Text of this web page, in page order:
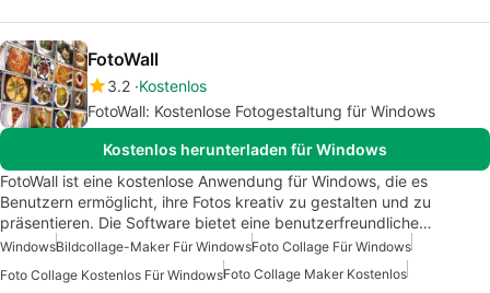
FotoWall
3.2 Kostenlos
FotoWall: Kostenlose Fotogestaltung für Windows
Kostenlos herunterladen für Windows
FotoWall ist eine kostenlose Anwendung für Windows, die es
Benutzern ermöglicht, ihre Fotos kreativ zu gestalten und zu
präsentieren. Die Software bietet eine benutzerfreundliche…
WindowsBildcollage-Maker Für WindowsFoto Collage Für Windows
Foto Collage Kostenlos Für WindowsFoto Collage Maker Kostenlos